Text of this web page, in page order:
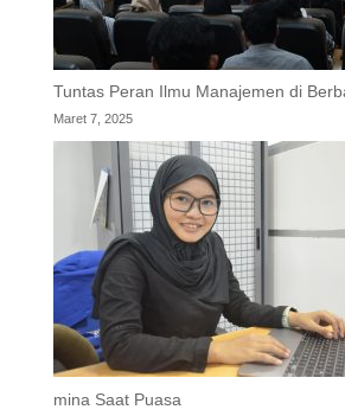
Tuntas Peran Ilmu Manajemen di
Maret 7, 2025
mina Saat Puasa